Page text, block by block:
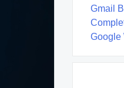
Gmail
Google